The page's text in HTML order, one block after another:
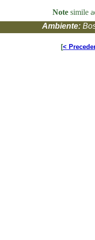
Note simile
Ambiente:
[<